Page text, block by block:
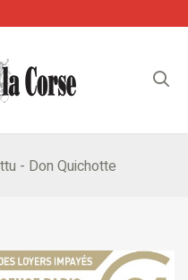
- Don Quichotte